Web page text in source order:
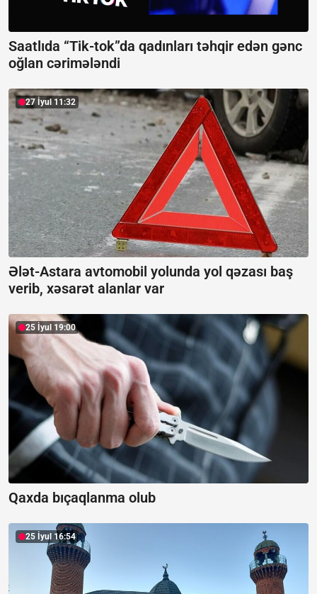
Saatlıda “Tik-tok”da qadınları təhqir edən gənc
oğlan cərimələndi
27 İyul 11:32
Ələt-Astara avtomobil yolunda yol qəzası baş
verib, xəsarət alanlar var
25 İyul 19:00
Qaxda bıçaqlanma olub
25 İyul 16:54